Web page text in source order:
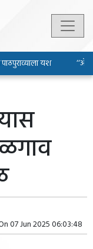
यश
07 Jun 2025 06:03:48